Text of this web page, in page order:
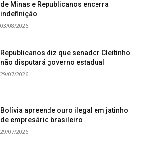
de Minas e Republicanos encerra
indefinição
03/08/2026
Republicanos diz que senador Cleitinho
não disputará governo estadual
29/07/2026
Bolívia apreende ouro ilegal em jatinho
de empresário brasileiro
29/07/2026